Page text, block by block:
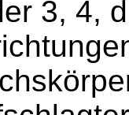
3, 4,